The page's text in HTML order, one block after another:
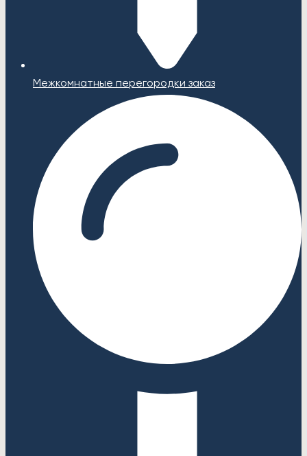
Межкомнатные перегородки заказ